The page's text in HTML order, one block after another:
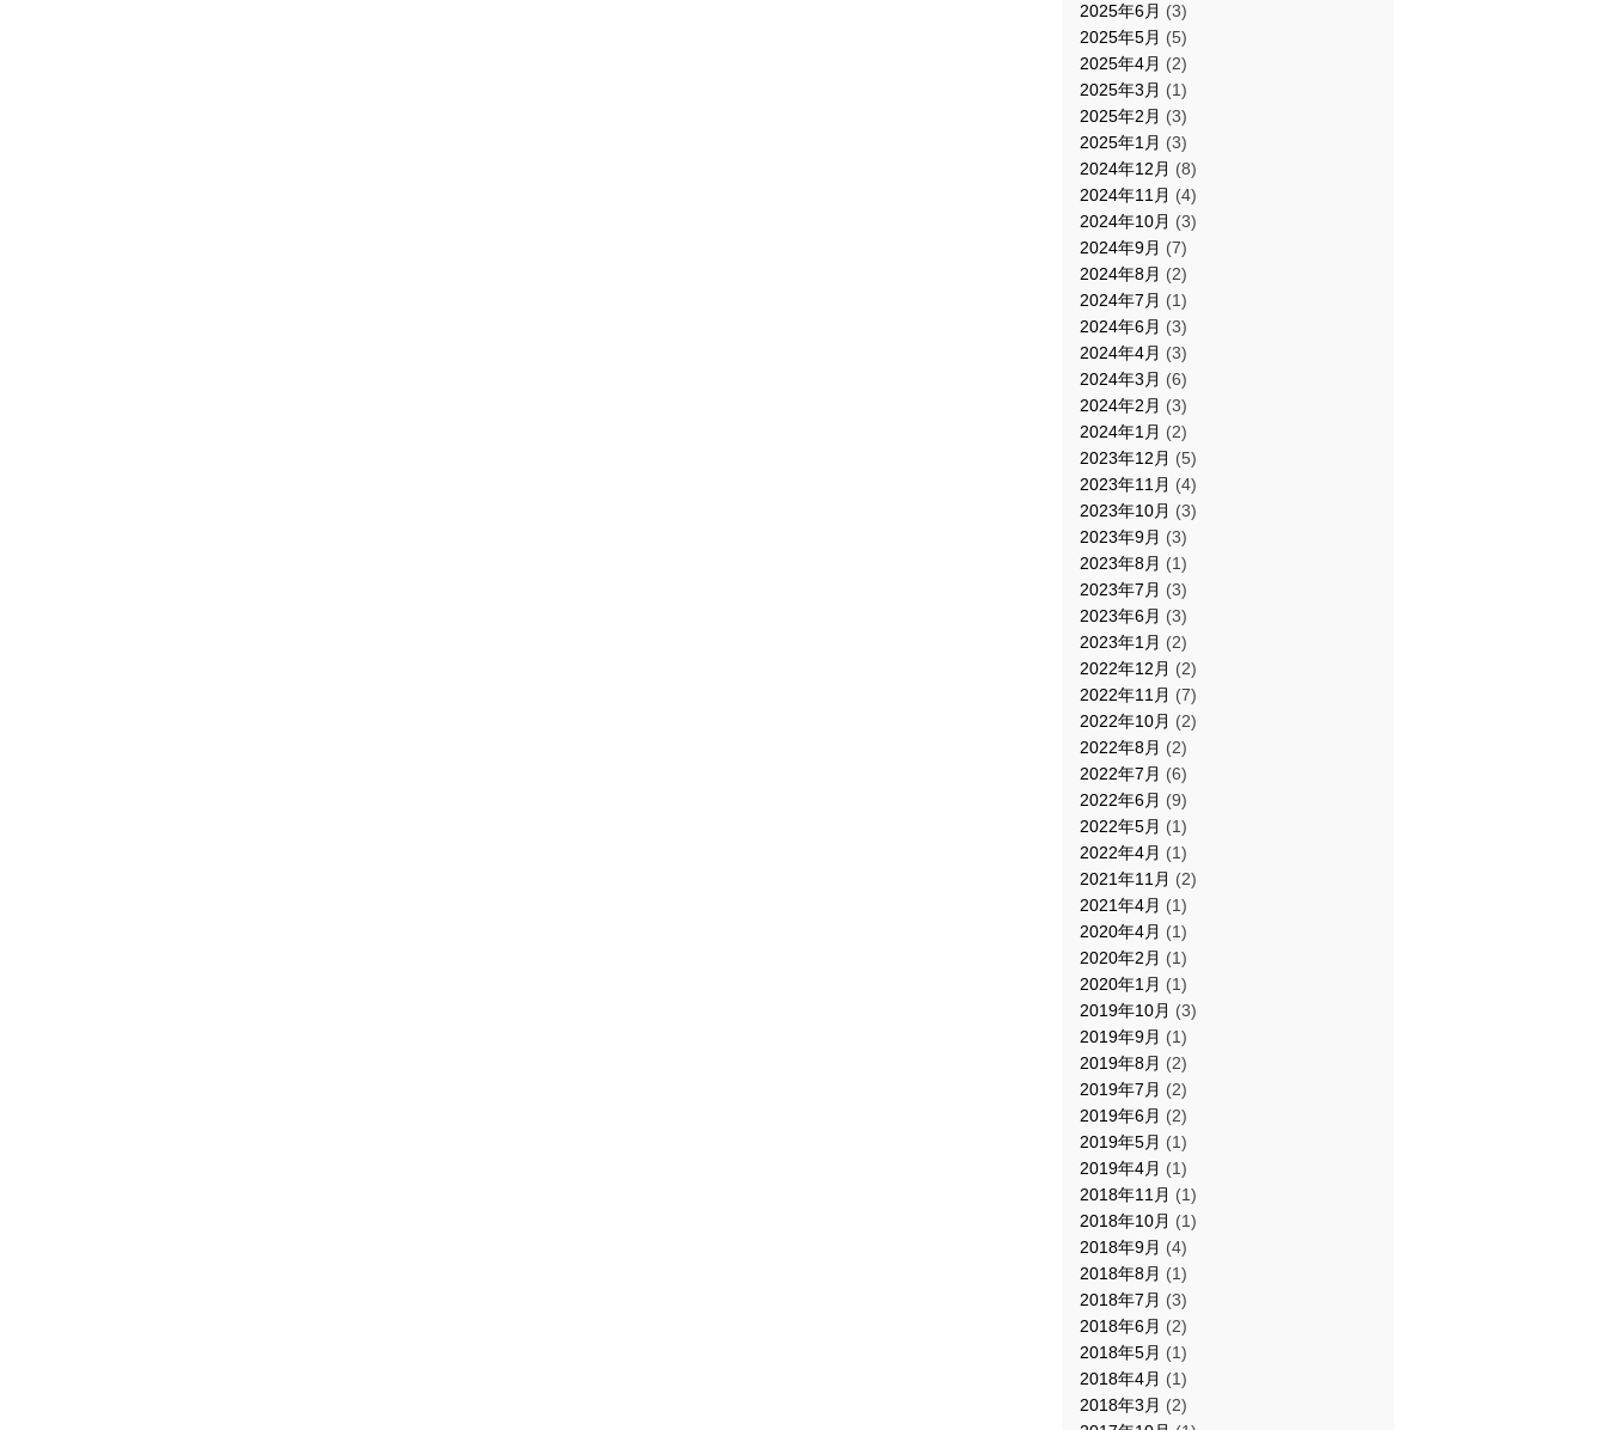
2025年6月 (3)
2025年5月 (5)
2025年4月 (2)
2025年3月 (1)
2025年2月 (3)
2025年1月 (3)
2024年12月 (8)
2024年11月 (4)
2024年10月 (3)
2024年9月 (7)
2024年8月 (2)
2024年7月 (1)
2024年6月 (3)
2024年4月 (3)
2024年3月 (6)
2024年2月 (3)
2024年1月 (2)
2023年12月 (5)
2023年11月 (4)
2023年10月 (3)
2023年9月 (3)
2023年8月 (1)
2023年7月 (3)
2023年6月 (3)
2023年1月 (2)
2022年12月 (2)
2022年11月 (7)
2022年10月 (2)
2022年8月 (2)
2022年7月 (6)
2022年6月 (9)
2022年5月 (1)
2022年4月 (1)
2021年11月 (2)
2021年4月 (1)
2020年4月 (1)
2020年2月 (1)
2020年1月 (1)
2019年10月 (3)
2019年9月 (1)
2019年8月 (2)
2019年7月 (2)
2019年6月 (2)
2019年5月 (1)
2019年4月 (1)
2018年11月 (1)
2018年10月 (1)
2018年9月 (4)
2018年8月 (1)
2018年7月 (3)
2018年6月 (2)
2018年5月 (1)
2018年4月 (1)
2018年3月 (2)